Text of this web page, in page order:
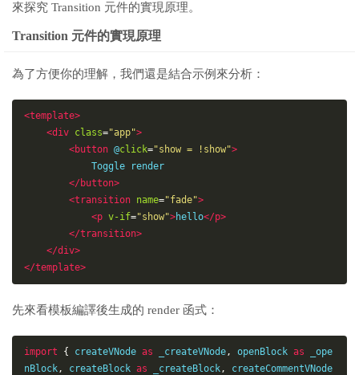
來探究 Transition 元件的實現原理。
Transition 元件的實現原理
為了方便你的理解，我們還是結合示例來分析：
<template>
<div class="app">
<button @click="show = !show">
</button>
<transition name="fade">
<p v-if="show">hello</p>
</transition>
</div>
</template>
先來看模板編譯後生成的 render 函式：
import { createVNode as _createVNode, openBlock as _ope
nBlock, createBlock as _createBlock,